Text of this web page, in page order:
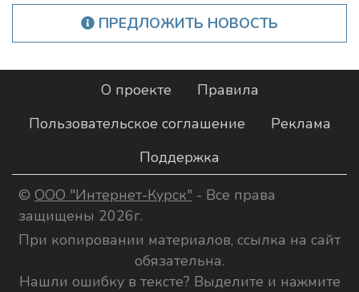
ПРЕДЛОЖИТЬ НОВОСТЬ
О проекте
Правила
Пользовательское соглашение
Реклама
Поддержка
© ООО "Интернет-Курск" - Все права
защищены 2026г.
При копировании материалов, ссылка на сайт
обязательна.
Нашли ошибку в тексте? Выделите и нажмите